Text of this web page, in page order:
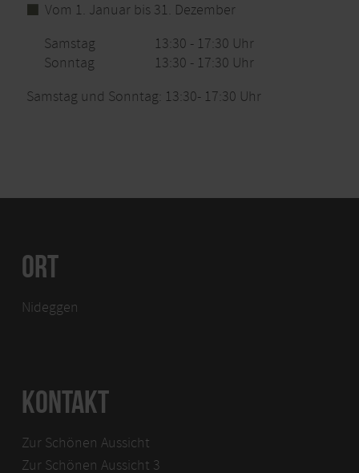
Vom 1. Januar bis 31. Dezember
Samstag
13:30 - 17:30 Uhr
Sonntag
13:30 - 17:30 Uhr
Samstag und Sonntag: 13:30- 17:30 Uhr
ORT
Nideggen
KONTAKT
Zur Schönen Aussicht
Zur Schönen Aussicht 3